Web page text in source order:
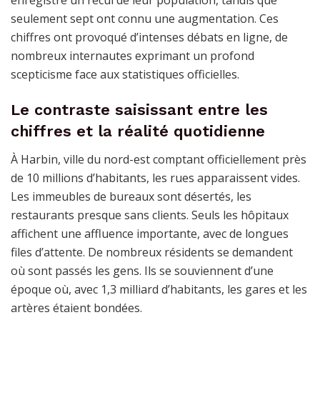
seulement sept ont connu une augmentation. Ces
chiffres ont provoqué d’intenses débats en ligne, de
nombreux internautes exprimant un profond
scepticisme face aux statistiques officielles.
Le contraste saisissant entre les
chiffres et la réalité quotidienne
À Harbin, ville du nord-est comptant officiellement près
de 10 millions d’habitants, les rues apparaissent vides.
Les immeubles de bureaux sont désertés, les
restaurants presque sans clients. Seuls les hôpitaux
affichent une affluence importante, avec de longues
files d’attente. De nombreux résidents se demandent
où sont passés les gens. Ils se souviennent d’une
époque où, avec 1,3 milliard d’habitants, les gares et les
artères étaient bondées.